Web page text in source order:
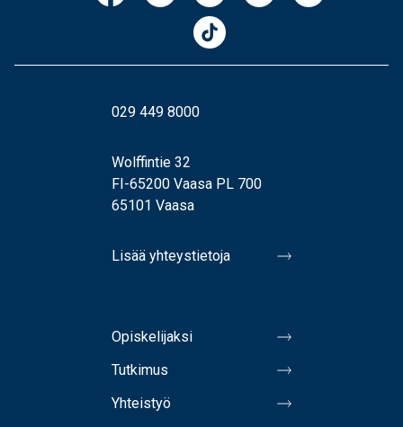
029 449 8000
Wolffintie 32
FI-65200 Vaasa PL 700
65101 Vaasa
Lisää yhteystietoja
Opiskelijaksi
Tutkimus
Yhteistyö